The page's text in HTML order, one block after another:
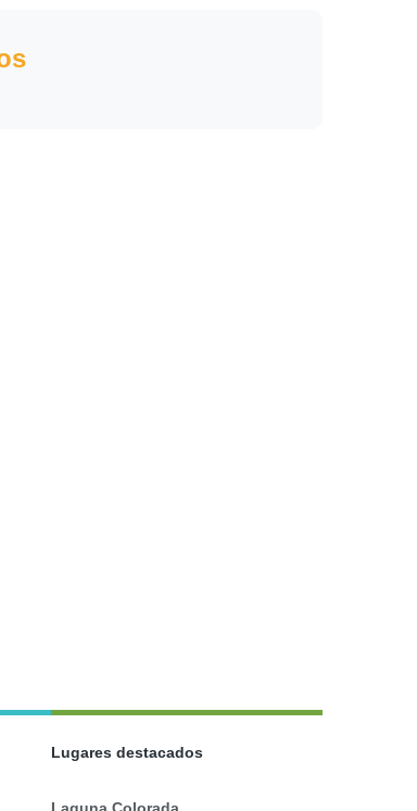
Lugares destacados